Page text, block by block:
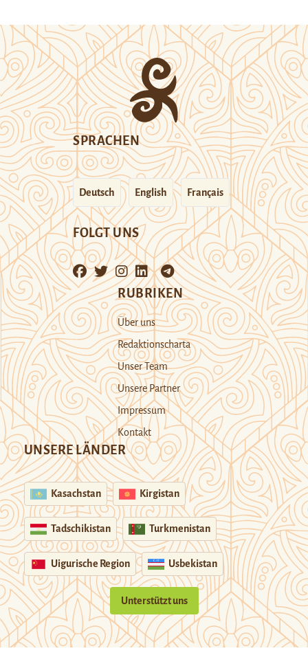
SPRACHEN
Deutsch English Français
FOLGT UNS
RUBRIKEN
Über uns
Redaktionscharta
Unser Team
Unsere Partner
Impressum
Kontakt
UNSERE LÄNDER
Kasachstan Kirgistan
Tadschikistan Turkmenistan
Uigurische Region Usbekistan
Unterstützt uns